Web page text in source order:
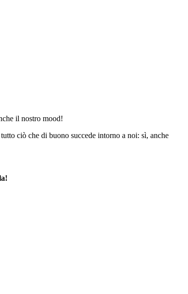
il nostro mood!
ciò che di buono succede intorno a noi: sì, anche